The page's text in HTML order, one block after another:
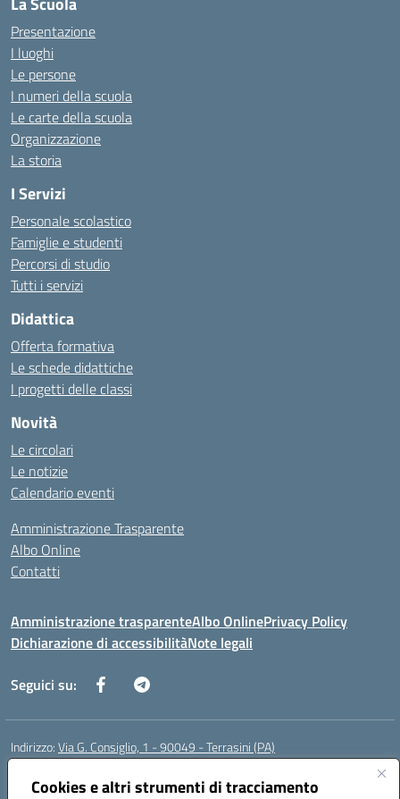
Cookies e altri strumenti di tracciamento
Presentazione
I luoghi
Le persone
I numeri della scuola
Le carte della scuola
Organizzazione
La storia
I Servizi
Personale scolastico
Famiglie e studenti
Percorsi di studio
Tutti i servizi
Didattica
Offerta formativa
Le schede didattiche
I progetti delle classi
Novità
Le circolari
Le notizie
Calendario eventi
Amministrazione Trasparente
Albo Online
Contatti
Amministrazione trasparenteAlbo OnlinePrivacy Policy
Dichiarazione di accessibilitàNote legali
Seguici su:
Indirizzo:Via G. Consiglio, 1 - 90049 - Terrasini (PA)
Centralino:
Posta elettronica certificata (PEC):paic88700d@pec.istruzione.it